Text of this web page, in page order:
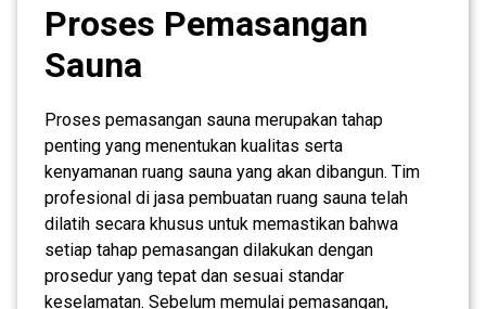
Proses Pemasangan
Sauna
Proses pemasangan sauna merupakan tahap
penting yang menentukan kualitas serta
kenyamanan ruang sauna yang akan dibangun. Tim
profesional di jasa pembuatan ruang sauna telah
dilatih secara khusus untuk memastikan bahwa
setiap tahap pemasangan dilakukan dengan
prosedur yang tepat dan sesuai standar
keselamatan. Sebelum memulai pemasangan,